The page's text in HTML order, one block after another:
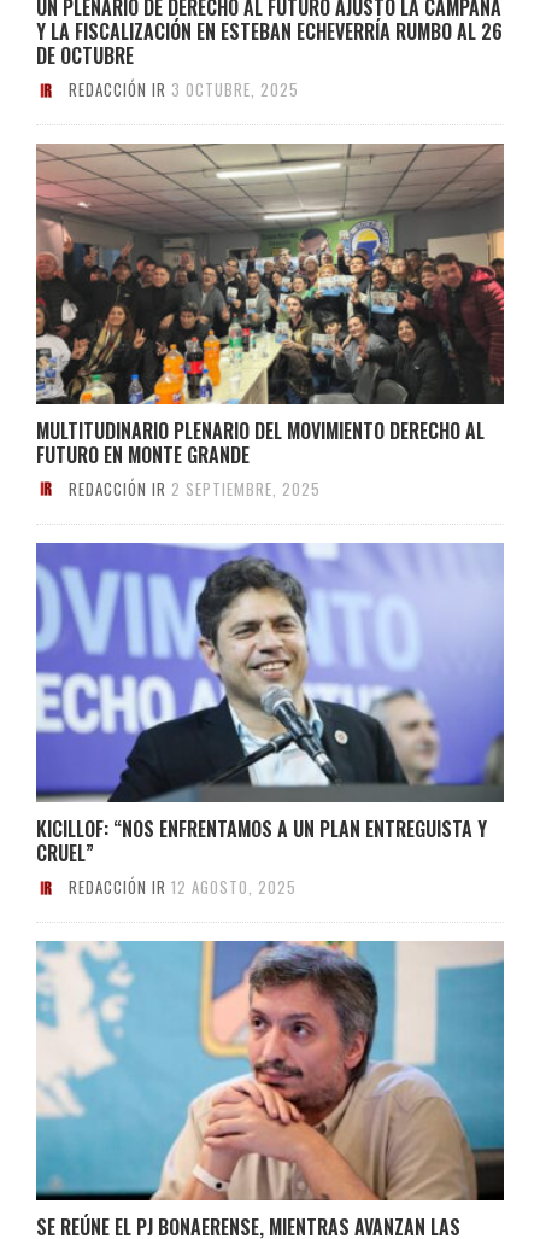
UN PLENARIO DE DERECHO AL FUTURO AJUSTÓ LA CAMPAÑA
Y LA FISCALIZACIÓN EN ESTEBAN ECHEVERRÍA RUMBO AL 26
DE OCTUBRE
REDACCIÓN IR 3 OCTUBRE, 2025
MULTITUDINARIO PLENARIO DEL MOVIMIENTO DERECHO AL
FUTURO EN MONTE GRANDE
REDACCIÓN IR 2 SEPTIEMBRE, 2025
KICILLOF: “NOS ENFRENTAMOS A UN PLAN ENTREGUISTA Y
CRUEL”
REDACCIÓN IR 12 AGOSTO, 2025
SE REÚNE EL PJ BONAERENSE, MIENTRAS AVANZAN LAS